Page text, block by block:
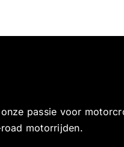
passie voor
motorrijden.